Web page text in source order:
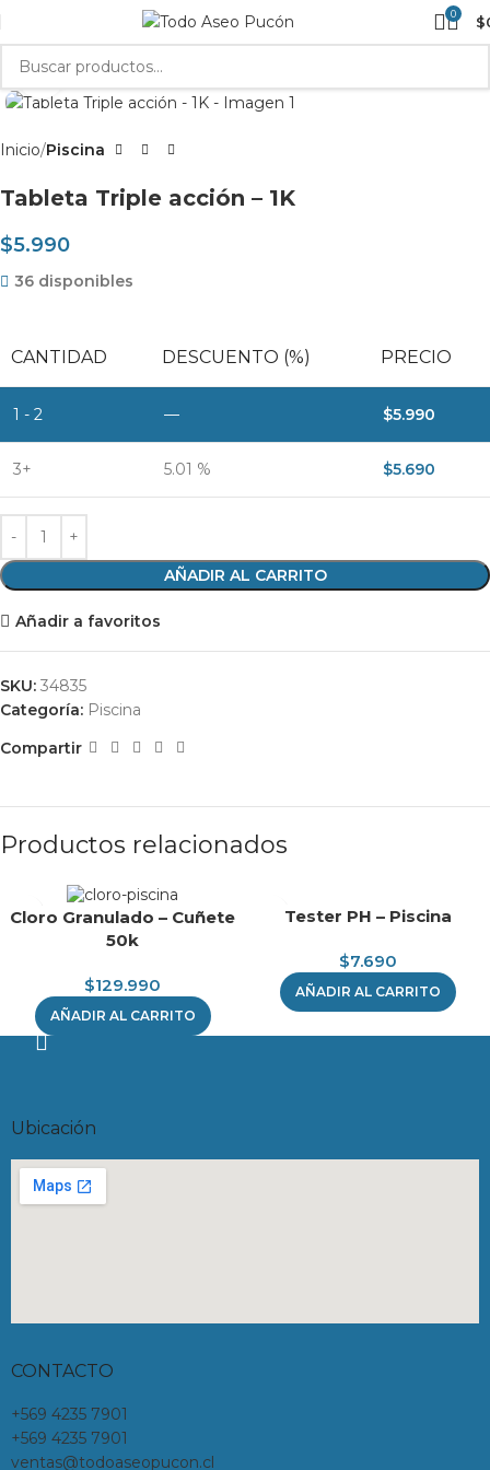
0 $
Clic para agrandar
Inicio Piscina
Tableta Triple acción – 1K
$5.990
36 disponibles
CANTIDAD DESCUENTO (%) PRECIO
1 - 2 — $5.990
3+ 5.01 % $5.690
AÑADIR AL CARRITO
Añadir a favoritos
SKU: 34835
Categoría: Piscina
Compartir
Productos relacionados
Cloro Granulado – Cuñete
50k
$129.990
AÑADIR AL CARRITO
Tester PH – Piscina
$7.690
AÑADIR AL CARRITO
Ubicación
CONTACTO
+569 4235 7901
+569 4235 7901
ventas@todoaseopucon.cl